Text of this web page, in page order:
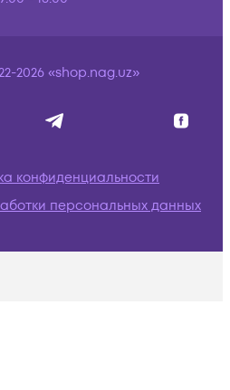
2026 «shop.nag.uz»
конфиденциальности
персональных данных